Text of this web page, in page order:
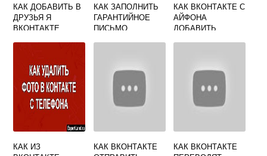
КАК ДОБАВИТЬ В
ДРУЗЬЯ Я
ВКОНТАКТЕ
КАК ЗАПОЛНИТЬ
ГАРАНТИЙНОЕ
ПИСЬМО
КАК ВКОНТАКТЕ С
АЙФОНА
ДОБАВИТЬ
КАК ИЗ
КАК ВКОНТАКТЕ
КАК ВКОНТАКТЕ